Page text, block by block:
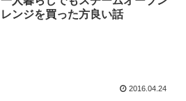
レンジを買った方良い話
2016.04.24